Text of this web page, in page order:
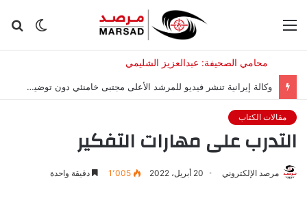
الوضع
القائمة
وكالة إيرانية تنشر فيديو للمرشد الأعلى مجتبى خامنئي دون توضيح تاريخه
مقالات الكتاب
التدرب على مهارات التفكير
مرصد الإلكتروني 20 أبريل، 2022 1٬005 دقيقة واحدة